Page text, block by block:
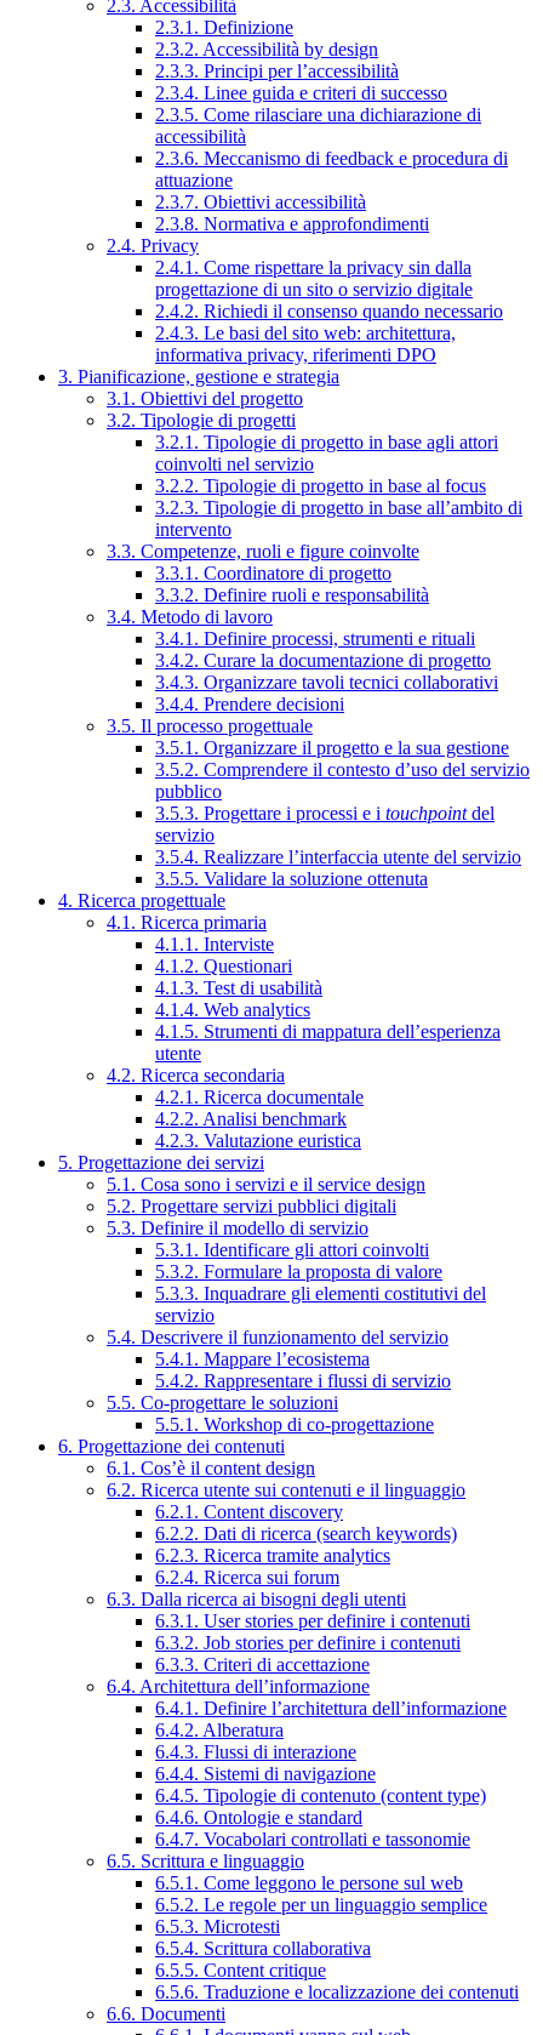
2.3. Accessibilità
2.3.1. Definizione
2.3.2. Accessibilità by design
2.3.3. Principi per l’accessibilità
2.3.4. Linee guida e criteri di successo
2.3.5. Come rilasciare una dichiarazione di
accessibilità
2.3.6. Meccanismo di feedback e procedura di
attuazione
2.3.7. Obiettivi accessibilità
2.3.8. Normativa e approfondimenti
2.4. Privacy
2.4.1. Come rispettare la privacy sin dalla
progettazione di un sito o servizio digitale
2.4.2. Richiedi il consenso quando necessario
2.4.3. Le basi del sito web: architettura,
informativa privacy, riferimenti DPO
3. Pianificazione, gestione e strategia
3.1. Obiettivi del progetto
3.2. Tipologie di progetti
3.2.1. Tipologie di progetto in base agli attori
coinvolti nel servizio
3.2.2. Tipologie di progetto in base al focus
3.2.3. Tipologie di progetto in base all’ambito di
intervento
3.3. Competenze, ruoli e figure coinvolte
3.3.1. Coordinatore di progetto
3.3.2. Definire ruoli e responsabilità
3.4. Metodo di lavoro
3.4.1. Definire processi, strumenti e rituali
3.4.2. Curare la documentazione di progetto
3.4.3. Organizzare tavoli tecnici collaborativi
3.4.4. Prendere decisioni
3.5. Il processo progettuale
3.5.1. Organizzare il progetto e la sua gestione
3.5.2. Comprendere il contesto d’uso del servizio
pubblico
3.5.3. Progettare i processi e i touchpointdel
servizio
3.5.4. Realizzare l’interfaccia utente del servizio
3.5.5. Validare la soluzione ottenuta
4. Ricerca progettuale
4.1. Ricerca primaria
4.1.1. Interviste
4.1.2. Questionari
4.1.3. Test di usabilità
4.1.4. Web analytics
4.1.5. Strumenti di mappatura dell’esperienza
utente
4.2. Ricerca secondaria
4.2.1. Ricerca documentale
4.2.2. Analisi benchmark
4.2.3. Valutazione euristica
5. Progettazione dei servizi
5.1. Cosa sono i servizi e il service design
5.2. Progettare servizi pubblici digitali
5.3. Definire il modello di servizio
5.3.1. Identificare gli attori coinvolti
5.3.2. Formulare la proposta di valore
5.3.3. Inquadrare gli elementi costitutivi del
servizio
5.4. Descrivere il funzionamento del servizio
5.4.1. Mappare l’ecosistema
5.4.2. Rappresentare i flussi di servizio
5.5. Co-progettare le soluzioni
5.5.1. Workshop di co-progettazione
6. Progettazione dei contenuti
6.1. Cos’è il content design
6.2. Ricerca utente sui contenuti e il linguaggio
6.2.1. Content discovery
6.2.2. Dati di ricerca (search keywords)
6.2.3. Ricerca tramite analytics
6.2.4. Ricerca sui forum
6.3. Dalla ricerca ai bisogni degli utenti
6.3.1. User stories per definire i contenuti
6.3.2. Job stories per definire i contenuti
6.3.3. Criteri di accettazione
6.4. Architettura dell’informazione
6.4.1. Definire l’architettura dell’informazione
6.4.2. Alberatura
6.4.3. Flussi di interazione
6.4.4. Sistemi di navigazione
6.4.5. Tipologie di contenuto (content type)
6.4.6. Ontologie e standard
6.4.7. Vocabolari controllati e tassonomie
6.5. Scrittura e linguaggio
6.5.1. Come leggono le persone sul web
6.5.2. Le regole per un linguaggio semplice
6.5.3. Microtesti
6.5.4. Scrittura collaborativa
6.5.5. Content critique
6.5.6. Traduzione e localizzazione dei contenuti
6.6. Documenti